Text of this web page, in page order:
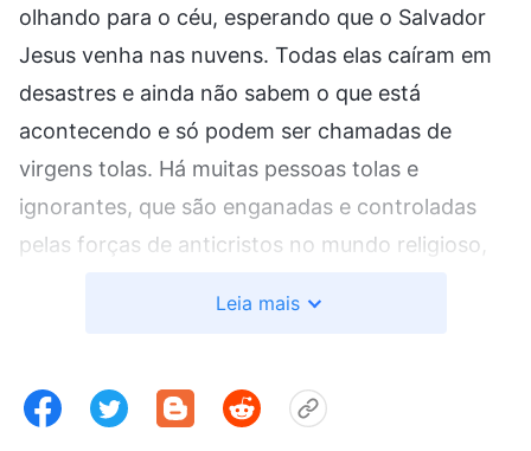
olhando para o céu, esperando que o Salvador
Jesus venha nas nuvens. Todas elas caíram em
desastres e ainda não sabem o que está
acontecendo e só podem ser chamadas de
virgens tolas. Há muitas pessoas tolas e
ignorantes, que são enganadas e controladas
pelas forças de anticristos no mundo religioso,
de Deus Todo-Poderoso. Bem sabem que Suas
aceitam. Ainda se agarram às palavras da Bíblia
de que o Senhor virá nas nuvens, sem investigar
Leia mais